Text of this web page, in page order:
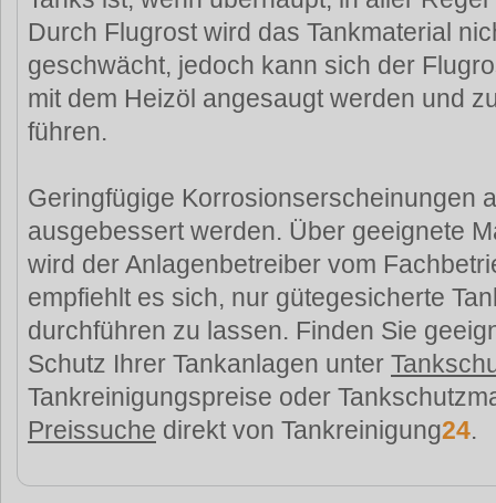
Durch Flugrost wird das Tankmaterial
geschwächt, jedoch kann sich der
mit dem Heizöl angesaugt werden und
führen.
Geringfügige Korrosionserscheinungen
ausgebessert werden. Über geeignete
wird der Anlagenbetreiber vom
empfiehlt es sich, nur gütegesicherte
durchführen zu lassen. Finden Sie
Schutz Ihrer Tankanlagen unter
Tankreinigungspreise oder
Preissuche direkt von Tankreinigung24.